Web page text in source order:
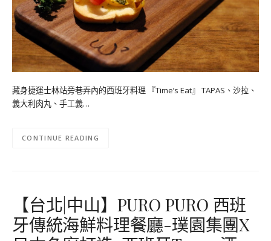
藏身捷運士林站旁巷弄內的西班牙料理 『Time’s Eat』 TAPAS、沙拉、
義大利肉丸、手工義…
CONTINUE READING
【台北|中山】PURO PURO 西班
牙傳統海鮮料理餐廳-璞園集團X